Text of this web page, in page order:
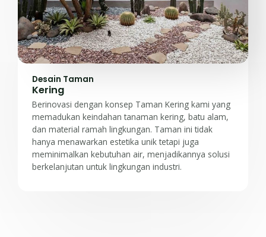
Desain Taman
Kering
Berinovasi dengan konsep Taman Kering kami yang
memadukan keindahan tanaman kering, batu alam,
dan material ramah lingkungan. Taman ini tidak
hanya menawarkan estetika unik tetapi juga
meminimalkan kebutuhan air, menjadikannya solusi
berkelanjutan untuk lingkungan industri.